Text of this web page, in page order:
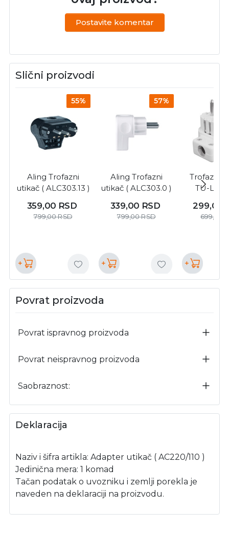
Postavite komentar
Slični proizvodi
55%
Aling Trofazni
utikač ( ALC303.13 )
359,00 RSD
799,00RSD
+
57%
Aling Trofazni
utikač ( ALC303.0 )
339,00 RSD
799,00RSD
+
Trofazni
TU-L/P/
299,00
699,00
+
Povrat proizvoda
Povrat ispravnog proizvoda
Povrat neispravnog proizvoda
Saobraznost:
Deklaracija
Naziv i šifra artikla: Adapter utikač ( AC220/110 )
Jedinična mera: 1 komad
Tačan podatak o uvozniku i zemlji porekla je
naveden na deklaraciji na proizvodu.